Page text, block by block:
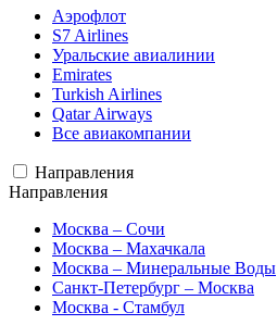
Аэрофлот
S7 Airlines
Уральские авиалинии
Emirates
Turkish Airlines
Qatar Airways
Все авиакомпании
Направления
Направления
Москва – Сочи
Москва – Махачкала
Москва – Минеральные Воды
Санкт-Петербург – Москва
Москва - Стамбул